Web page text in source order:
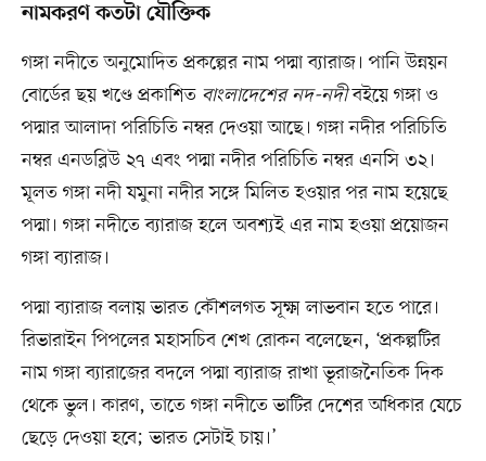
নামকরণ কতটা যৌক্তিক
গঙ্গা নদীতে অনুমোদিত প্রকল্পের নাম পদ্মা ব্যারাজ। পানি উন্নয়ন
বোর্ডের ছয় খণ্ডে প্রকাশিত বাংলাদেশের নদ-নদীবইয়ে গঙ্গা ও
পদ্মার আলাদা পরিচিতি নম্বর দেওয়া আছে। গঙ্গা নদীর পরিচিতি
নম্বর এনডব্লিউ ২৭ এবং পদ্মা নদীর পরিচিতি নম্বর এনসি ৩২।
মূলত গঙ্গা নদী যমুনা নদীর সঙ্গে মিলিত হওয়ার পর নাম হয়েছে
পদ্মা। গঙ্গা নদীতে ব্যারাজ হলে অবশ্যই এর নাম হওয়া প্রয়োজন
গঙ্গা ব্যারাজ।
পদ্মা ব্যারাজ বলায় ভারত কৌশলগত সূক্ষ্ম লাভবান হতে পারে।
রিভারাইন পিপলের মহাসচিব শেখ রোকন বলেছেন, ‘প্রকল্পটির
নাম গঙ্গা ব্যারাজের বদলে পদ্মা ব্যারাজ রাখা ভূরাজনৈতিক দিক
থেকে ভুল। কারণ, তাতে গঙ্গা নদীতে ভাটির দেশের অধিকার যেচে
ছেড়ে দেওয়া হবে; ভারত সেটাই চায়।’